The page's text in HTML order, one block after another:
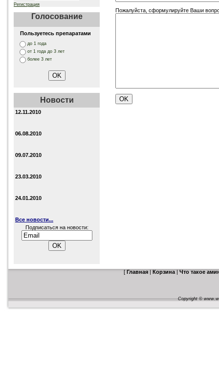
Регистрация
Голосование
Пользуетесь препаратами
до 1 года
от 1 года до 3 лет
более 3 лет
Новости
12.11.2010
06.08.2010
09.07.2010
23.03.2010
24.01.2010
Все новости...
Подписаться на новости:
Пожалуйста, сформулируйте Ваши
[ Главная| Корзина| Что такое
Copyright ©